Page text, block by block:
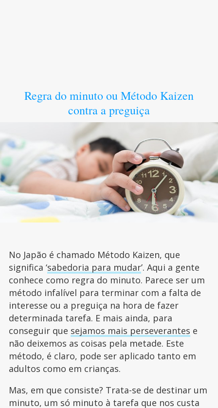
Regra do minuto ou Método Kaizen
contra a preguiça
No Japão é chamado Método Kaizen, que
significa ‘sabedoria para mudar’. Aqui a gente
conhece como regra do minuto. Parece ser um
método infalível para terminar com a falta de
interesse ou a preguiça na hora de fazer
determinada tarefa. E mais ainda, para
conseguir que sejamos mais perseverantes e
não deixemos as coisas pela metade. Este
método, é claro, pode ser aplicado tanto em
adultos como em crianças.
Mas, em que consiste? Trata-se de destinar um
minuto, um só minuto à tarefa que nos custa